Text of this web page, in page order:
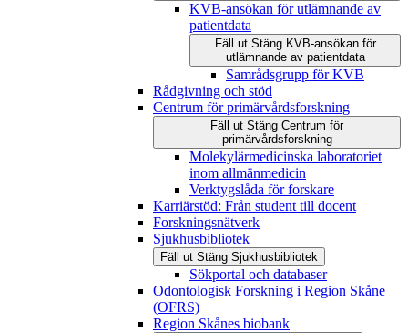
KVB-ansökan för utlämnande av
patientdata
Fäll ut Stäng KVB-ansökan för
utlämnande av patientdata
Samrådsgrupp för KVB
Rådgivning och stöd
Centrum för primärvårdsforskning
Fäll ut Stäng Centrum för
primärvårdsforskning
Molekylärmedicinska laboratoriet
inom allmänmedicin
Verktygslåda för forskare
Karriärstöd: Från student till docent
Forskningsnätverk
Sjukhusbibliotek
Fäll ut Stäng Sjukhusbibliotek
Sökportal och databaser
Odontologisk Forskning i Region Skåne
(OFRS)
Region Skånes biobank